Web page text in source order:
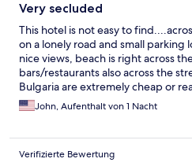
great majority of local businesses
Exchange rates at Varna ATMs are
prepared to be ripped off by taxi
airport or train station. Hotel
found it to be the most reasonable.
for 50 leva to hotel, when I knew
fare was 20 leva. It left us with a
Very secluded
This hotel is not easy to
on a lonely road and small
nice views, beach is right across
bars/restaurants also across the
Bulgaria are extremely cheap or
be in downtown Varna where we
night in Varna this place is not for
prostitution ally....with girls
John, Aufenthalt von 1 Nacht
Verifizierte Bewertung